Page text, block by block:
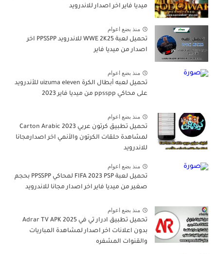
ميديا فاير اخر اصدار للاندرويد
منذ بضع اعوام
تحميل لعبة WWE 2K25 للاندرويد PPSSPP اخر
اصدار من ميديا فاير
منذ بضع اعوام
تحميل لعبه أبطال الكرة uizuma eleven للأندرويد
على محاكي ppsspp من ميديا فاير 2023
منذ بضع اعوام
تحميل تطبيق كرتون عربي Carton Arabic 2023
لمشاهدة حلقات الكرتون والأنمي اخر اصدارمجانا
للاندرويد
منذ بضع اعوام
تحميل لعبة FIFA 2023 PSP لمحاكي PPSSPP بحجم
صغير من ميديا فاير اخر اصدار مجانا للاندرويد
منذ بضع اعوام
تحميل تطبيق ادرار تي في Adrar TV APK 2025
بدون اعلانات اخر اصدار لمشاهدة المباريات
والقنوات المشفره